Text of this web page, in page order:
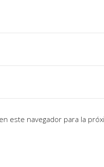
este navegador para la